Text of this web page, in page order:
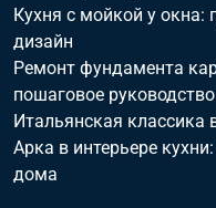
Кухня с мойкой у окна:
дизайн
Ремонт фундамента
пошаговое руководство
Итальянская классика
Арка в интерьере
дома